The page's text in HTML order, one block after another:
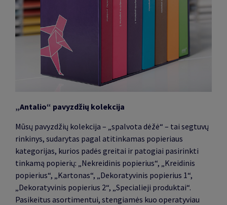
„Antalio“ pavyzdžių kolekcija
Mūsų pavyzdžių kolekcija – „spalvota dėžė“ – tai segtuvų
rinkinys, sudarytas pagal atitinkamas popieriaus
kategorijas, kurios padės greitai ir patogiai pasirinkti
tinkamą popierių: „Nekreidinis popierius“, „Kreidinis
popierius“, „Kartonas“, „Dekoratyvinis popierius 1“,
„Dekoratyvinis popierius 2“, „Specialieji produktai“.
Pasikeitus asortimentui, stengiamės kuo operatyviau